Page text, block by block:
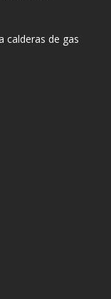
calderas de gas